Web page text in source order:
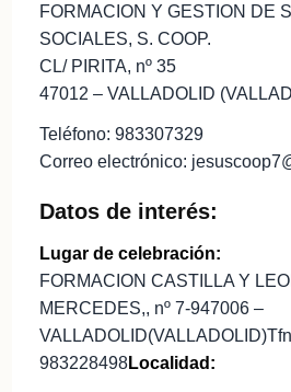
FORMACION Y GESTION DE
SOCIALES, S. COOP.
CL/ PIRITA, nº 35
47012 – VALLADOLID
Teléfono: 983307329
Correo electrónico:
Datos de interés:
Lugar de celebración:
FORMACION CASTILLA Y
MERCEDES,, nº 7-947006 –
983228498Localidad: